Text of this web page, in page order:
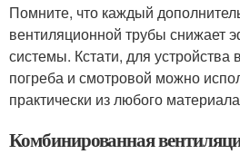
Помните, что каждый
вентиляционной трубы снижает
системы. Кстати, для устройства
погреба и смотровой можно
практически из любого
Комбинированная